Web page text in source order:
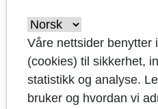
Innledning
Kommunestyrets
vedtak
Våre nettsider benytter
(cookies) til sikkerhet,
statistikk og analyse.
bruker og hvordan vi